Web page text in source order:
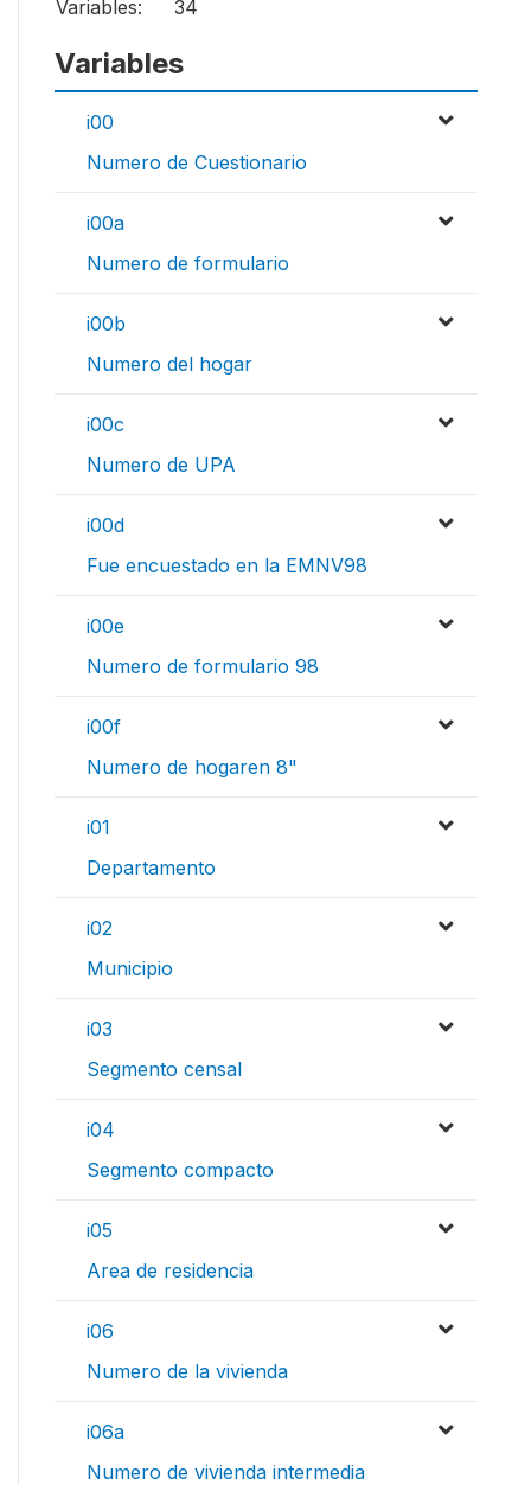
Variables: 34
Variables
i00
Numero de Cuestionario
i00a
Numero de formulario
i00b
Numero del hogar
i00c
Numero de UPA
i00d
Fue encuestado en la EMNV98
i00e
Numero de formulario 98
i00f
Numero de hogaren 8"
i01
Departamento
i02
Municipio
i03
Segmento censal
i04
Segmento compacto
i05
Area de residencia
i06
Numero de la vivienda
i06a
Numero de vivienda intermedia